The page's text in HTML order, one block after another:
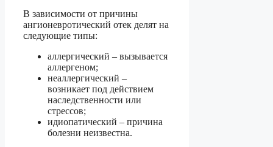
В зависимости от причины
ангионевротический отек делят на
следующие типы:
аллергический – вызывается
аллергеном;
неаллергический –
возникает под действием
наследственности или
стрессов;
идиопатический – причина
болезни неизвестна.